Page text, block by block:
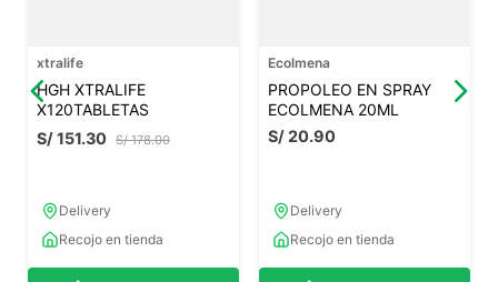
xtralife
HGH XTRALIFE
X120TABLETAS
S/ 178.00
S/151.30
Delivery
Recojo en tienda
Ecolmena
PROPOLEO EN SPRAY
ECOLMENA 20ML
S/20.90
Delivery
Recojo en tienda